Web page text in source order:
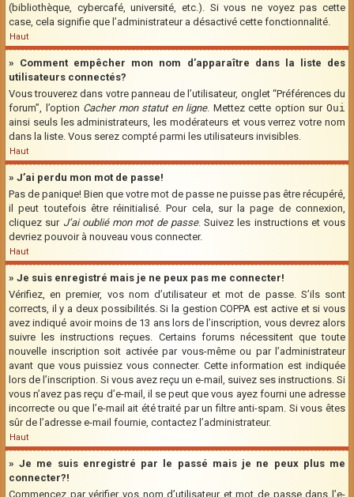
(bibliothèque, cybercafé, université, etc.). Si vous ne voyez pas cette
case, cela signifie que l’administrateur a désactivé cette fonctionnalité.
Haut
» Comment empêcher mon nom d’apparaître dans la liste des
utilisateurs connectés?
Vous trouverez dans votre panneau de l’utilisateur, onglet “Préférences du
forum”, l’option Cacher mon statut en ligne. Mettez cette option surOui
ainsi seuls les administrateurs, les modérateurs et vous verrez votre nom
dans la liste. Vous serez compté parmi les utilisateurs invisibles.
Haut
» J’ai perdu mon mot de passe!
Pas de panique! Bien que votre mot de passe ne puisse pas être récupéré,
il peut toutefois être réinitialisé. Pour cela, sur la page de connexion,
cliquez sur J’ai oublié mon mot de passe. Suivez les instructions et vous
devriez pouvoir à nouveau vous connecter.
Haut
» Je suis enregistré mais je ne peux pas me connecter!
Vérifiez, en premier, vos nom d’utilisateur et mot de passe. S’ils sont
corrects, il y a deux possibilités. Si la gestion COPPA est active et si vous
avez indiqué avoir moins de 13 ans lors de l’inscription, vous devrez alors
suivre les instructions reçues. Certains forums nécessitent que toute
nouvelle inscription soit activée par vous-même ou par l’administrateur
avant que vous puissiez vous connecter. Cette information est indiquée
lors de l’inscription. Si vous avez reçu un e-mail, suivez ses instructions. Si
vous n’avez pas reçu d’e-mail, il se peut que vous ayez fourni une adresse
incorrecte ou que l’e-mail ait été traité par un filtre anti-spam. Si vous êtes
sûr de l’adresse e-mail fournie, contactez l’administrateur.
Haut
» Je me suis enregistré par le passé mais je ne peux plus me
connecter?!
Commencez par vérifier vos nom d’utilisateur et mot de passe dans l’e-